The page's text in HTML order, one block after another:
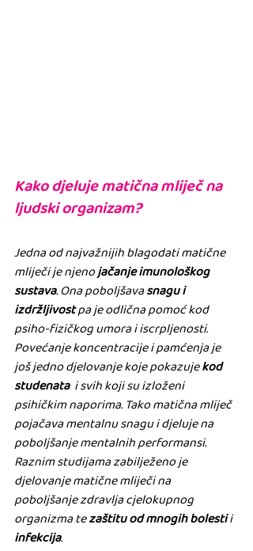
Kako djeluje matična mliječ na
ljudski organizam?
Jedna od najvažnijih blagodati matične
mliječi je njeno jačanje imunološkog
sustava. Ona poboljšava snagu i
izdržljivost pa je odlična pomoć kod
psiho-fizičkog umora i iscrpljenosti.
Povećanje koncentracije i pamćenja je
još jedno djelovanje koje pokazuje kod
studenata
  i svih koji su izloženi
psihičkim naporima. Tako matična mliječ
pojačava mentalnu snagu i djeluje na
poboljšanje mentalnih performansi.
Raznim studijama zabilježeno je
djelovanje matične mliječi na
poboljšanje zdravlja cjelokupnog
organizma te zaštitu od mnogih bolesti i
infekcija.